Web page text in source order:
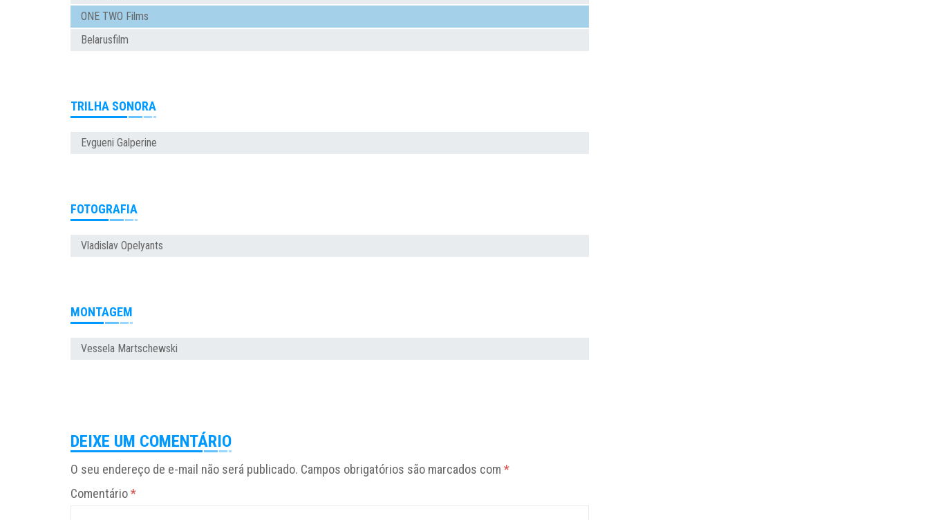
ONE TWO Films
Belarusfilm
TRILHA SONORA
Evgueni Galperine
FOTOGRAFIA
Vladislav Opelyants
MONTAGEM
Vessela Martschewski
DEIXE UM COMENTÁRIO
O seu endereço de e-mail não será publicado. Campos obrigatórios são marcados com *
Comentário*